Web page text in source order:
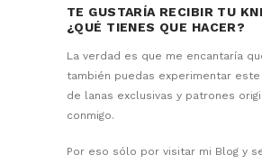
TE GUSTARÍA RECIBIR TU
¿QUÉ TIENES QUE HACER?
La verdad es que me encantaría
también puedas experimentar este
de lanas exclusivas y patrones
conmigo.
Por eso sólo por visitar mi Blog y